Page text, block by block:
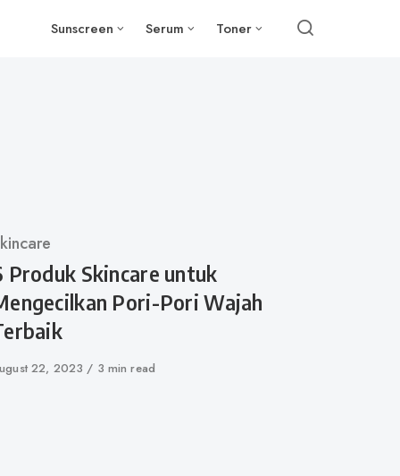
Sunscreen Serum Toner
Produk Skincare untuk
Pori-Pori Wajah
22, 2023 3 min read